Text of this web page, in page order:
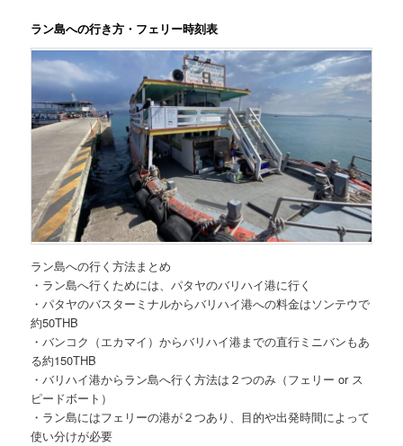
ラン島への行き方・フェリー時刻表
ラン島への行く方法まとめ
・ラン島へ行くためには、パタヤのバリハイ港に行く
・パタヤのバスターミナルからバリハイ港への料金はソンテウで
約50THB
・バンコク（エカマイ）からバリハイ港までの直行ミニバンもあ
る約150THB
・バリハイ港からラン島へ行く方法は２つのみ（フェリー or ス
ピードボート）
・ラン島にはフェリーの港が２つあり、目的や出発時間によって
使い分けが必要